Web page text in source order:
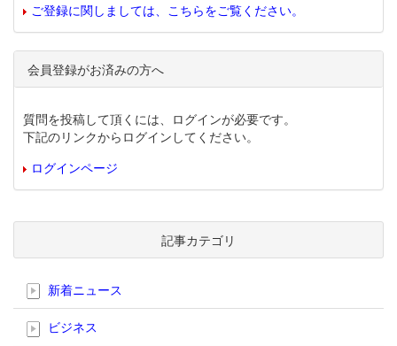
ご登録に関しましては、こちらをご覧ください。
会員登録がお済みの方へ
質問を投稿して頂くには、ログインが必要です。
下記のリンクからログインしてください。
ログインページ
記事カテゴリ
新着ニュース
ビジネス